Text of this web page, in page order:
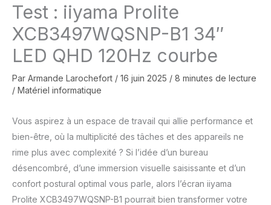
Test : iiyama Prolite
XCB3497WQSNP-B1 34″
LED QHD 120Hz courbe
Par Armande Larochefort / 16 juin 2025 / 8 minutes de lecture
/ Matériel informatique
Vous aspirez à un espace de travail qui allie performance et
bien-être, où la multiplicité des tâches et des appareils ne
rime plus avec complexité ? Si l’idée d’un bureau
désencombré, d’une immersion visuelle saisissante et d’un
confort postural optimal vous parle, alors l’écran iiyama
Prolite XCB3497WQSNP-B1 pourrait bien transformer votre